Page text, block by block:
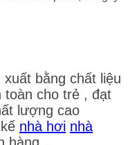
bằng chất liệu
toàn cho trẻ , đạt
lượng cao
nhà hơi nhà